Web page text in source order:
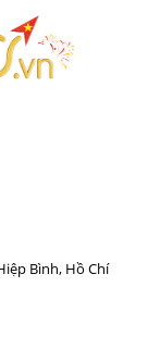
Bình, Hồ Chí